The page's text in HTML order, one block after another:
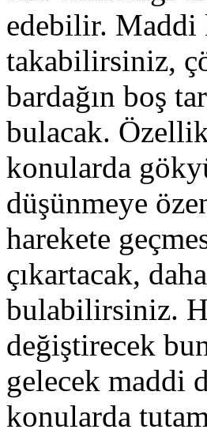
edebilir. Maddi
takabilirsiniz,
bardağın boş
bulacak.
konularda
düşünmeye
harekete
çıkartacak,
bulabilirsiniz.
değiştirecek
gelecek maddi
konularda